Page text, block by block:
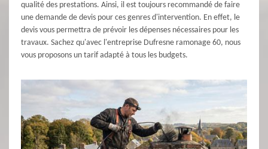
qualité des prestations. Ainsi, il est toujours recommandé de faire
une demande de devis pour ces genres d'intervention. En effet, le
devis vous permettra de prévoir les dépenses nécessaires pour les
travaux. Sachez qu'avec l'entreprise Dufresne ramonage 60, nous
vous proposons un tarif adapté à tous les budgets.